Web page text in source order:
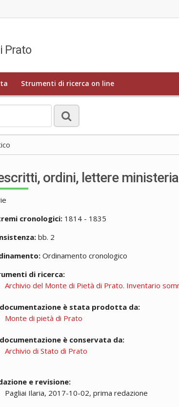
Prato
Strumenti di ricerca on line
ordini, lettere
cronologici: 1814 - 1835
bb. 2
Ordinamento cronologico
di ricerca:
Archivio del Monte di Pietà di Prato. Inventario
è stata prodotta da:
Monte di pietà di Prato
è conservata da:
Archivio di Stato di Prato
e revisione:
Pagliai Ilaria, 2017-10-02, prima redazione